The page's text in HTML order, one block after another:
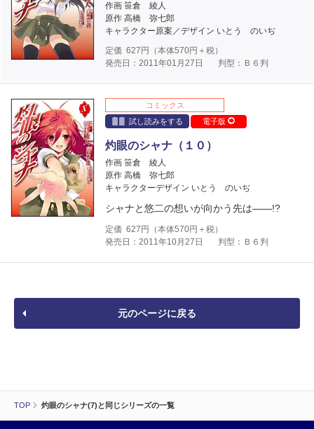
TOP 灼眼のシャナ(7)と同じシリーズの一覧
作画 笹倉 綾人
原作 高橋 弥七郎
キャラクター原案／デザイン いとう のいぢ
定価 627 円（本体570円＋税）
発売日：2011年01月27日
判型：Ｂ６判
コミックス
試し読みをする
電子版
灼眼のシャナ（１０）
作画 笹倉 綾人
原作 高橋 弥七郎
キャラクターデザイン いとう のいぢ
シャナと悠二の想いが向かう先は――!?
定価 627 円（本体570円＋税）
発売日：2011年10月27日
判型：Ｂ６判
元のページに戻る